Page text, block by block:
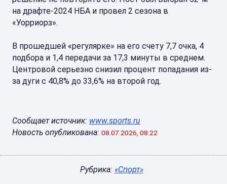
на драфте-2024 НБА и провел 2 сезона в
«Уорриорз».
В прошедшей «регулярке» на его счету 7,7 очка, 4
подбора и 1,4 передачи за 17,3 минуты в среднем.
Центровой серьезно снизил процент попадания из-
за дуги с 40,8% до 33,6% на второй год.
Сообщает источник: www.sports.ru
Новость опубликована: 08.07.2026, 08:22
Рубрика: «Спорт»